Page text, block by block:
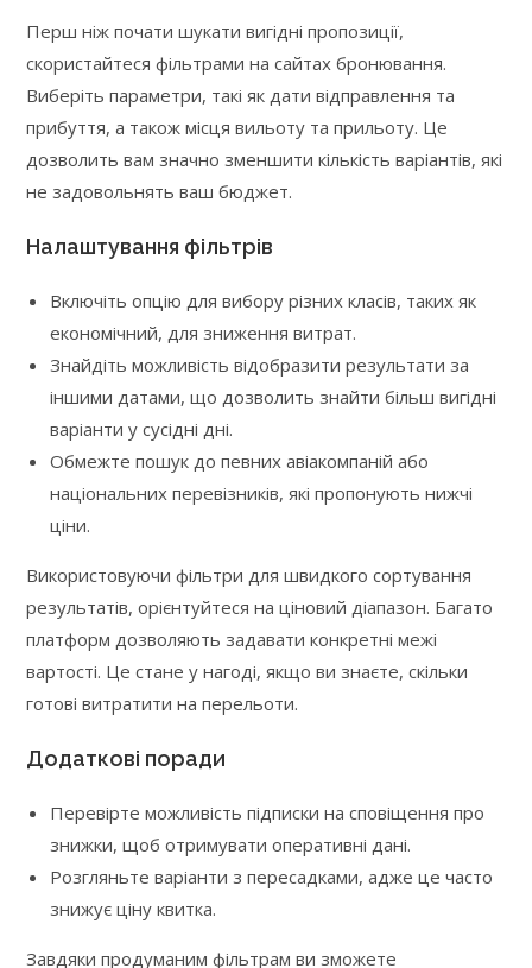
Перш ніж почати шукати вигідні пропозиції,
скористайтеся фільтрами на сайтах бронювання.
Виберіть параметри, такі як дати відправлення та
прибуття, а також місця вильоту та прильоту. Це
дозволить вам значно зменшити кількість варіантів, які
не задовольнять ваш бюджет.
Налаштування фільтрів
Включіть опцію для вибору різних класів, таких як
економічний, для зниження витрат.
Знайдіть можливість відобразити результати за
іншими датами, що дозволить знайти більш вигідні
варіанти у сусідні дні.
Обмежте пошук до певних авіакомпаній або
національних перевізників, які пропонують нижчі
ціни.
Використовуючи фільтри для швидкого сортування
результатів, орієнтуйтеся на ціновий діапазон. Багато
платформ дозволяють задавати конкретні межі
вартості. Це стане у нагоді, якщо ви знаєте, скільки
готові витратити на перельоти.
Додаткові поради
Перевірте можливість підписки на сповіщення про
знижки, щоб отримувати оперативні дані.
Розгляньте варіанти з пересадками, адже це часто
знижує ціну квитка.
Завдяки продуманим фільтрам ви зможете